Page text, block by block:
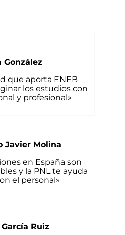
González
que aporta ENEB
los estudios con
y profesional»
Javier Molina
en España son
y la PNL te ayuda
el personal»
Ruiz